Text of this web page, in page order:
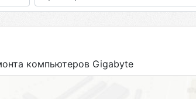
компьютеров Gigabyte